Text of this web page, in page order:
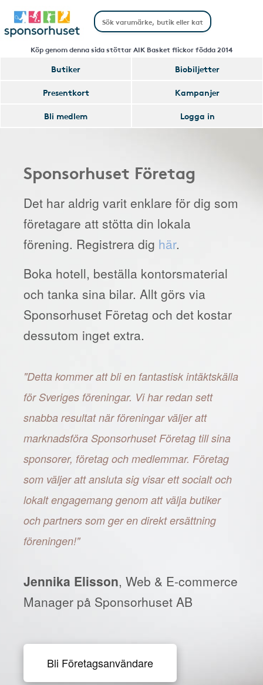
Köp genom denna sida stöttar AIK Basket flickor födda 2014
Butiker
Biobiljetter
Presentkort
Kampanjer
Bli medlem
Logga in
Sponsorhuset Företag
Det har aldrig varit enklare för dig som
företagare att stötta din lokala
förening. Registrera dig här.
Boka hotell, beställa kontorsmaterial
och tanka sina bilar. Allt görs via
Sponsorhuset Företag och det kostar
dessutom inget extra.
"Detta kommer att bli en fantastisk intäktskälla
för Sveriges föreningar. Vi har redan sett
snabba resultat när föreningar väljer att
marknadsföra Sponsorhuset Företag till sina
sponsorer, företag och medlemmar. Företag
som väljer att ansluta sig visar ett socialt och
lokalt engagemang genom att välja butiker
och partners som ger en direkt ersättning
föreningen!"
Jennika Elisson, Web & E-commerce
Manager på Sponsorhuset AB
Bli Företagsanvändare